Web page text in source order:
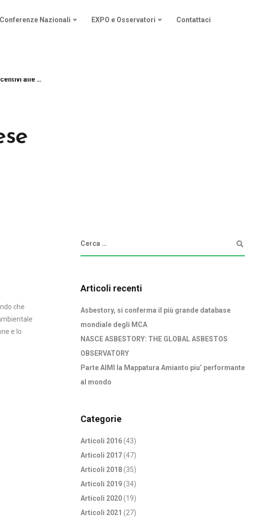
Conferenze Nazionali EXPO e Osservatori Contattaci
per 3,3 milioni
che
e lo
Articoli recenti
Asbestory, si conferma il più grande database
mondiale degli MCA
NASCE ASBESTORY: THE GLOBAL ASBESTOS
OBSERVATORY
Parte AIMI la Mappatura Amianto piu’ performante
al mondo
Categorie
Articoli 2016(43)
Articoli 2017(47)
Articoli 2018(35)
Articoli 2019(34)
Articoli 2020(19)
Articoli 2021 (27)